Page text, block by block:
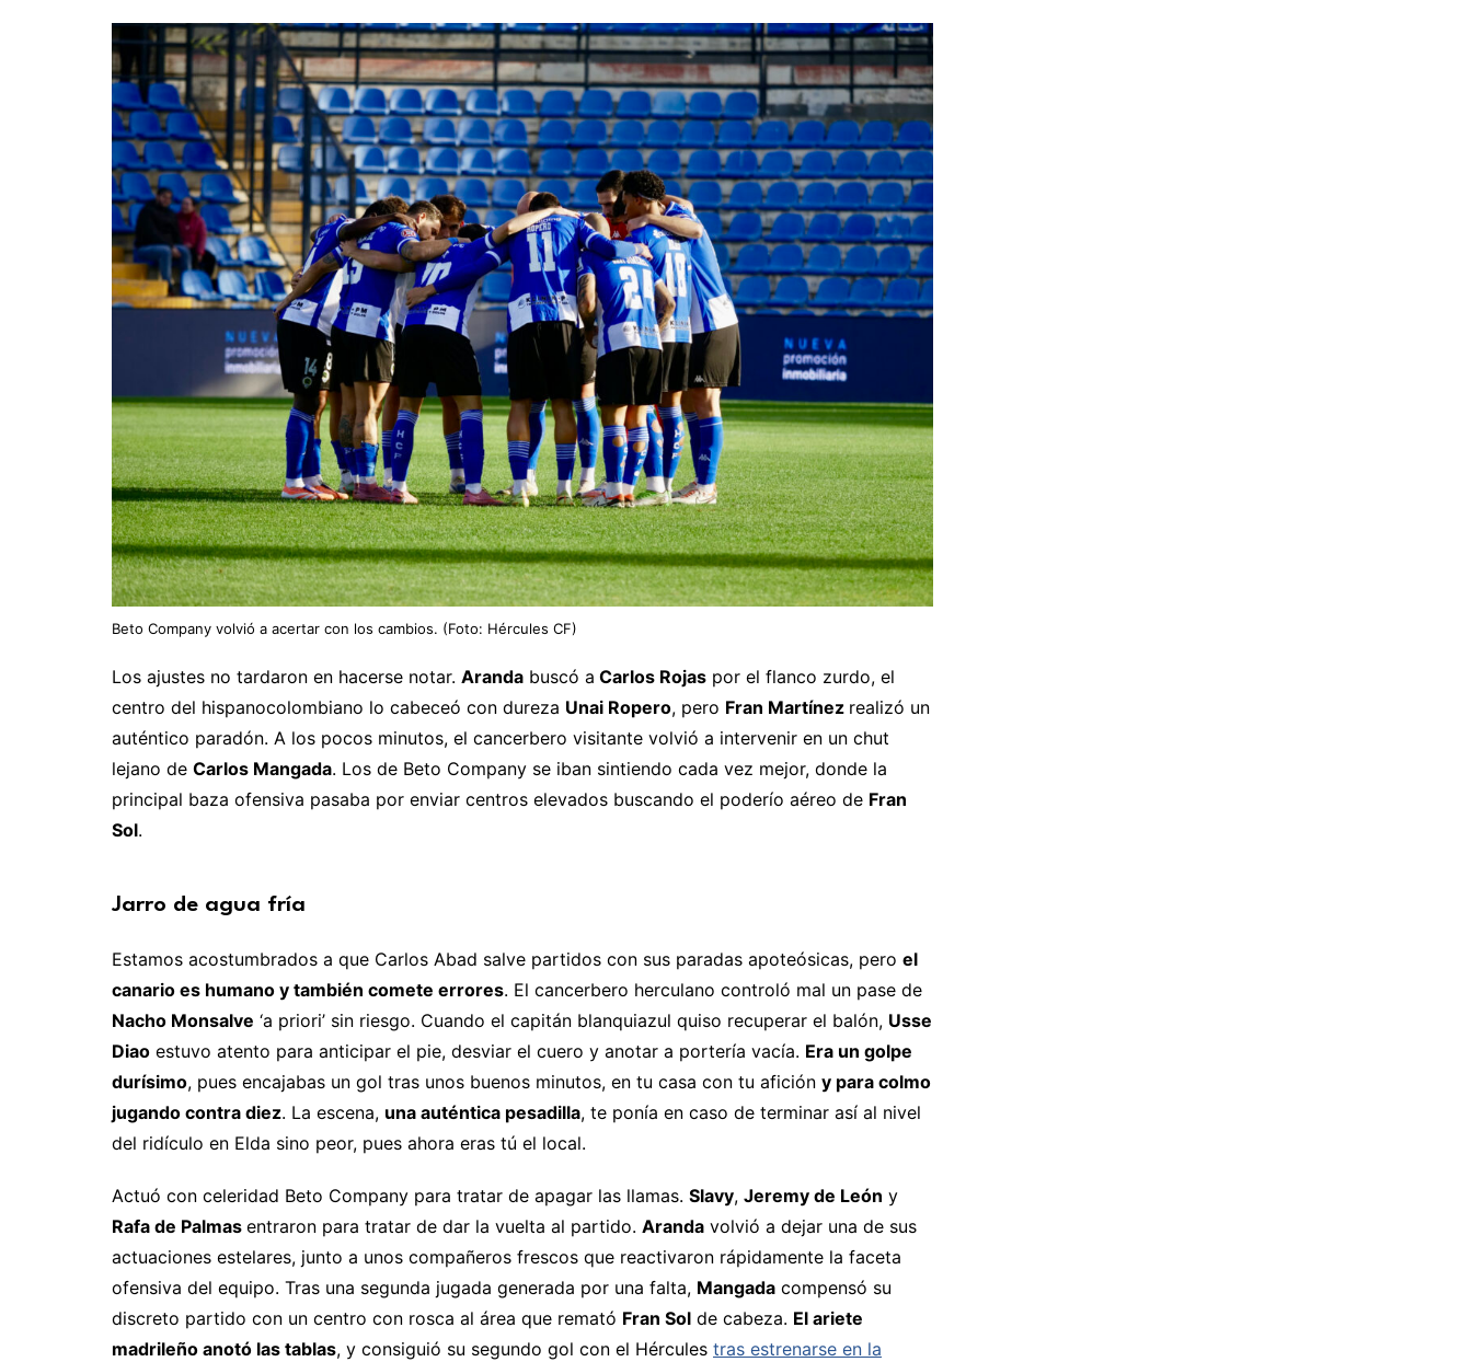
Beto Company volvió a acertar con los cambios. (Foto: Hércules CF)
Los ajustes no tardaron en hacerse notar. Aranda buscó a Carlos Rojas por el flanco zurdo, el
centro del hispanocolombiano lo cabeceó con dureza Unai Ropero, pero Fran Martínez realizó un
auténtico paradón. A los pocos minutos, el cancerbero visitante volvió a intervenir en un chut
lejano de Carlos Mangada. Los de Beto Company se iban sintiendo cada vez mejor, donde la
principal baza ofensiva pasaba por enviar centros elevados buscando el poderío aéreo de Fran
Sol.
Jarro de agua fría
Estamos acostumbrados a que Carlos Abad salve partidos con sus paradas apoteósicas, pero el
canario es humano y también comete errores. El cancerbero herculano controló mal un pase de
Nacho Monsalve ‘a priori’ sin riesgo. Cuando el capitán blanquiazul quiso recuperar el balón, Usse
Diao estuvo atento para anticipar el pie, desviar el cuero y anotar a portería vacía. Era un golpe
durísimo, pues encajabas un gol tras unos buenos minutos, en tu casa con tu afición y para colmo
jugando contra diez. La escena, una auténtica pesadilla, te ponía en caso de terminar así al nivel
del ridículo en Elda sino peor, pues ahora eras tú el local.
Actuó con celeridad Beto Company para tratar de apagar las llamas. Slavy, Jeremy de León y
Rafa de Palmas entraron para tratar de dar la vuelta al partido. Aranda volvió a dejar una de sus
actuaciones estelares, junto a unos compañeros frescos que reactivaron rápidamente la faceta
ofensiva del equipo. Tras una segunda jugada generada por una falta, Mangada compensó su
discreto partido con un centro con rosca al área que remató Fran Sol de cabeza. El ariete
madrileño anotó las tablas, y consiguió su segundo gol con el Hércules tras estrenarse en la